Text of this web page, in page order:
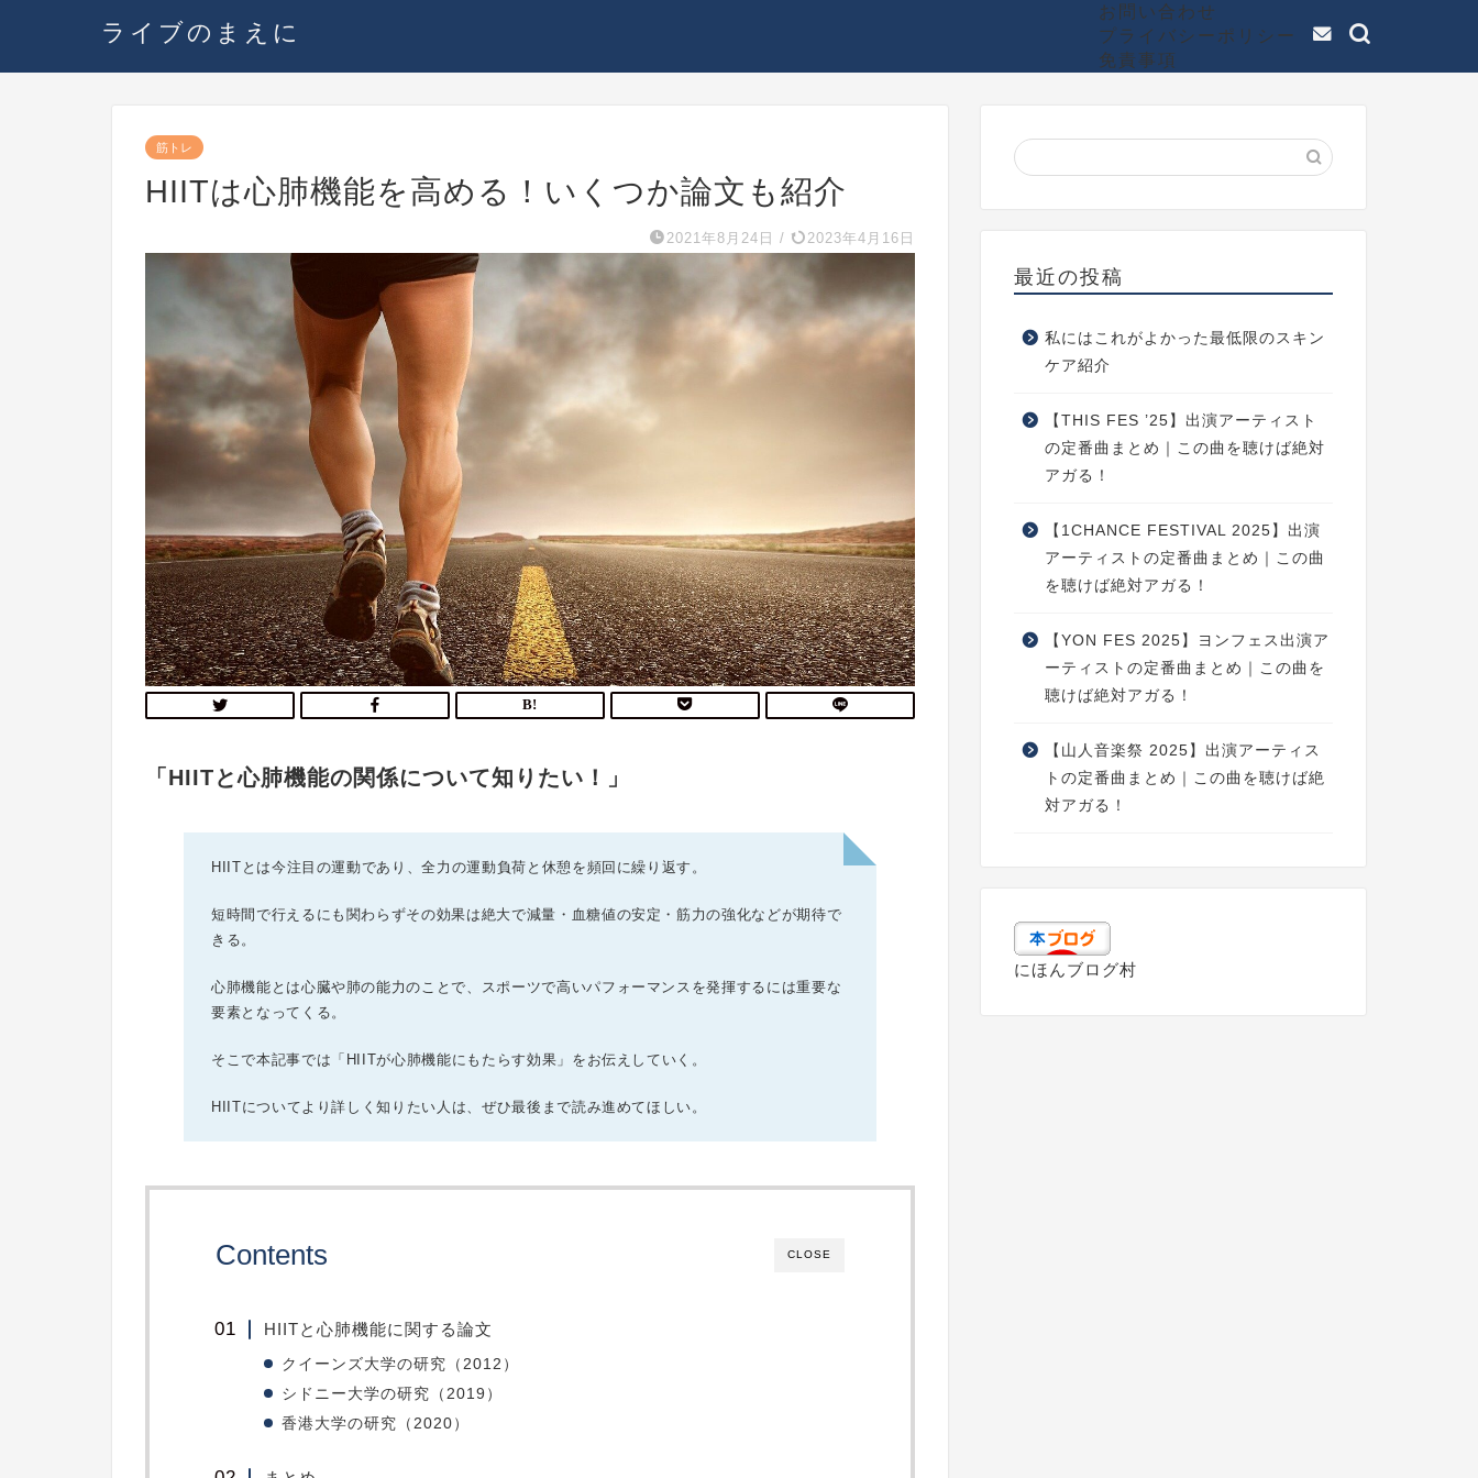
ライブのまえに
お問い合わせ
プライバシーポリシー
免責事項
筋トレ
HIITは心肺機能を高める！いくつか論文も紹介
2021年8月24日 / 2023年4月16日
「HIITと心肺機能の関係について知りたい！」
HIITとは今注目の運動であり、全力の運動負荷と休憩を頻回に繰り返す。
短時間で行えるにも関わらずその効果は絶大で減量・血糖値の安定・筋力の強化などが期待で
きる。
心肺機能とは心臓や肺の能力のことで、スポーツで高いパフォーマンスを発揮するには重要な
要素となってくる。
そこで本記事では「HIITが心肺機能にもたらす効果」をお伝えしていく。
HIITについてより詳しく知りたい人は、ぜひ最後まで読み進めてほしい。
CLOSE
Contents
HIITと心肺機能に関する論文
クイーンズ大学の研究（2012）
シドニー大学の研究（2019）
香港大学の研究（2020）
最近の投稿
私にはこれがよかった最低限のスキン
ケア紹介
【THIS FES ’25】出演アーティスト
の定番曲まとめ｜この曲を聴けば絶対
アガる！
【1CHANCE FESTIVAL 2025】出演
アーティストの定番曲まとめ｜この曲
を聴けば絶対アガる！
【YON FES 2025】ヨンフェス出演ア
ーティストの定番曲まとめ｜この曲を
聴けば絶対アガる！
【山人音楽祭 2025】出演アーティス
トの定番曲まとめ｜この曲を聴けば絶
対アガる！
にほんブログ村